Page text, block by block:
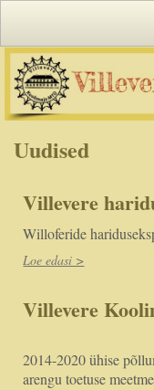
Uudised
Villevere
Willoferide
Loe edasi >
Villevere
Eesti
2014-2020 ühise
arengu toetuse